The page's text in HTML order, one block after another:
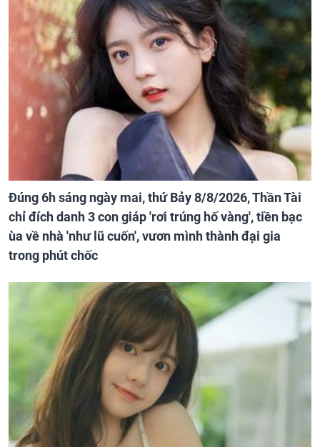
Đúng 6h sáng ngày mai, thứ Bảy 8/8/2026, Thần Tài
chỉ đích danh 3 con giáp 'rơi trúng hố vàng', tiền bạc
ùa về nhà 'như lũ cuốn', vươn mình thành đại gia
trong phút chốc